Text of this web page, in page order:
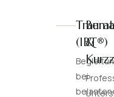
(IBT®)
bei
&